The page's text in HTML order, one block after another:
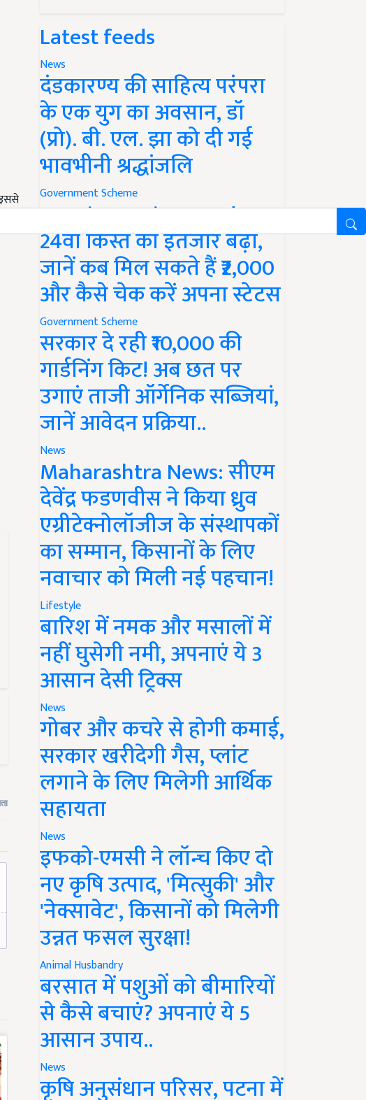
Latest feeds
News
दंडकारण्य की साहित्य परंपरा
के एक युग का अवसान, डॉ
(प्रो). बी. एल. झा को दी गई
भावभीनी श्रद्धांजलि
Government Scheme
PM Kisan Yojana Update:
24वीं किस्त का इंतजार बढ़ा,
जानें कब मिल सकते हैं ₹2,000
और कैसे चेक करें अपना स्टेटस
Government Scheme
सरकार दे रही ₹10,000 की
गार्डनिंग किट! अब छत पर
उगाएं ताजी ऑर्गेनिक सब्जियां,
जानें आवेदन प्रक्रिया..
News
Maharashtra News: सीएम
देवेंद्र फडणवीस ने किया ध्रुव
एग्रीटेक्नोलॉजीज के संस्थापकों
का सम्मान, किसानों के लिए
नवाचार को मिली नई पहचान!
Lifestyle
बारिश में नमक और मसालों में
नहीं घुसेगी नमी, अपनाएं ये 3
आसान देसी ट्रिक्स
News
गोबर और कचरे से होगी कमाई,
सरकार खरीदेगी गैस, प्लांट
लगाने के लिए मिलेगी आर्थिक
सहायता
News
इफको-एमसी ने लॉन्च किए दो
नए कृषि उत्पाद, 'मित्सुकी' और
'नेक्सावेट', किसानों को मिलेगी
उन्नत फसल सुरक्षा!
Animal Husbandry
बरसात में पशुओं को बीमारियों
से कैसे बचाएं? अपनाएं ये 5
आसान उपाय..
News
कृषि अनुसंधान परिसर, पटना में